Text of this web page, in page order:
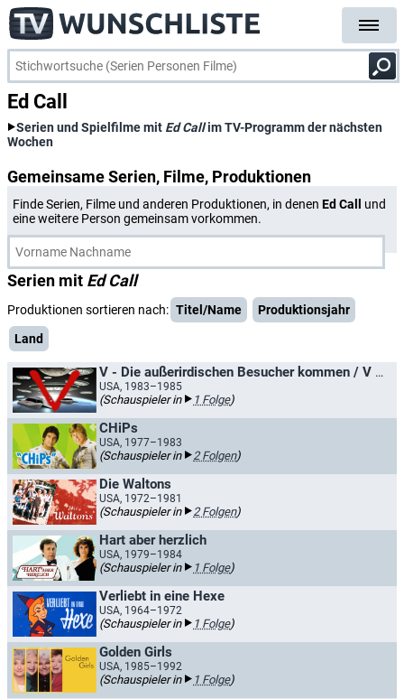
Ed Call
Serien und Spielfilme mit Ed Callim TV-Programm der nächsten
Wochen
Gemeinsame Serien, Filme, Produktionen
Finde Serien, Filme und anderen Produktionen, in denen Ed Call
und
eine weitere Person gemeinsam vorkommen.
Serien mit Ed Call
Produktionen sortieren nach: Titel/Name
Produktionsjahr
Land
V - Die außerirdischen Besucher kommen / V - Die außerirdischen Besucher kommen zurück
USA, 1983–1985
(Schauspieler in 1 Folge)
CHiPs
USA, 1977–1983
(Schauspieler in 2 Folgen)
Die Waltons
USA, 1972–1981
(Schauspieler in 2 Folgen)
Hart aber herzlich
USA, 1979–1984
(Schauspieler in 1 Folge)
Verliebt in eine Hexe
USA, 1964–1972
(Schauspieler in 1 Folge)
Golden Girls
USA, 1985–1992
(Schauspieler in 1 Folge)